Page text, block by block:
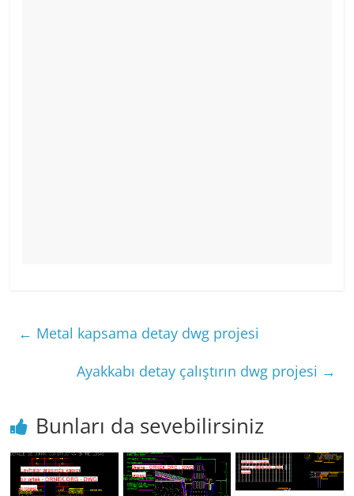
← Metal kapsama detay dwg projesi
Ayakkabı detay çalıştırın dwg projesi →
Bunları da sevebilirsiniz